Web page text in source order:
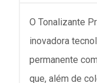
O Tonalizante
inovadora
permanente
que, além de